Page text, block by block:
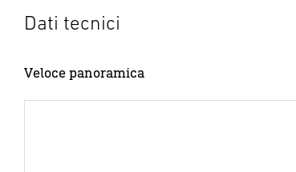
Dati tecnici
Veloce panoramica